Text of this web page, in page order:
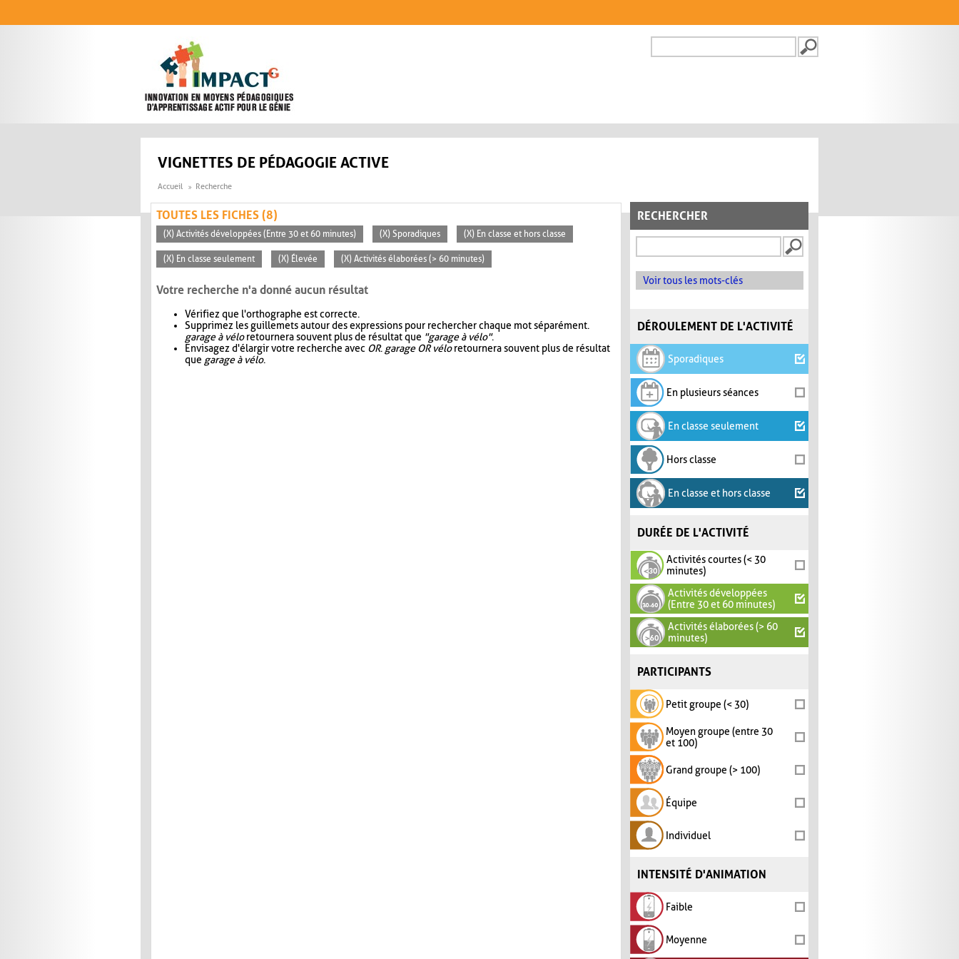
FORMULAIRE DE
VIGNETTES DE PÉDAGOGIE ACTIVE
Accueil Recherche
RECHERCHER
Voir tous les mots-clés
DÉROULEMENT DE L'ACTIVITÉ
Sporadiques
En plusieurs séances
En classe seulement
Hors classe
En classe et hors classe
DURÉE DE L'ACTIVITÉ
Activités courtes (< 30
minutes)
Activités développées
(Entre 30 et 60 minutes)
Activités élaborées (> 60
minutes)
PARTICIPANTS
Petit groupe (< 30)
Moyen groupe (entre 30
et 100)
Grand groupe (> 100)
Équipe
Individuel
INTENSITÉ D'ANIMATION
Faible
Moyenne
TOUTES LES FICHES (8)
(X) Activités développées (Entre 30 et 60 minutes) (X) Sporadiques (X) En classe et hors classe
(X) En classe seulement (X) Élevée (X) Activités élaborées (> 60 minutes)
Votre recherche n'a donné aucun résultat
Vérifiez que l'orthographe est correcte.
Supprimez les guillemets autour des expressions pour rechercher chaque mot séparément.
garage à véloretournera souvent plus de résultat que "garage à vélo".
Envisagez d'élargir votre recherche avec OR. garage OR véloretournera souvent plus de résultat
que garage à vélo.